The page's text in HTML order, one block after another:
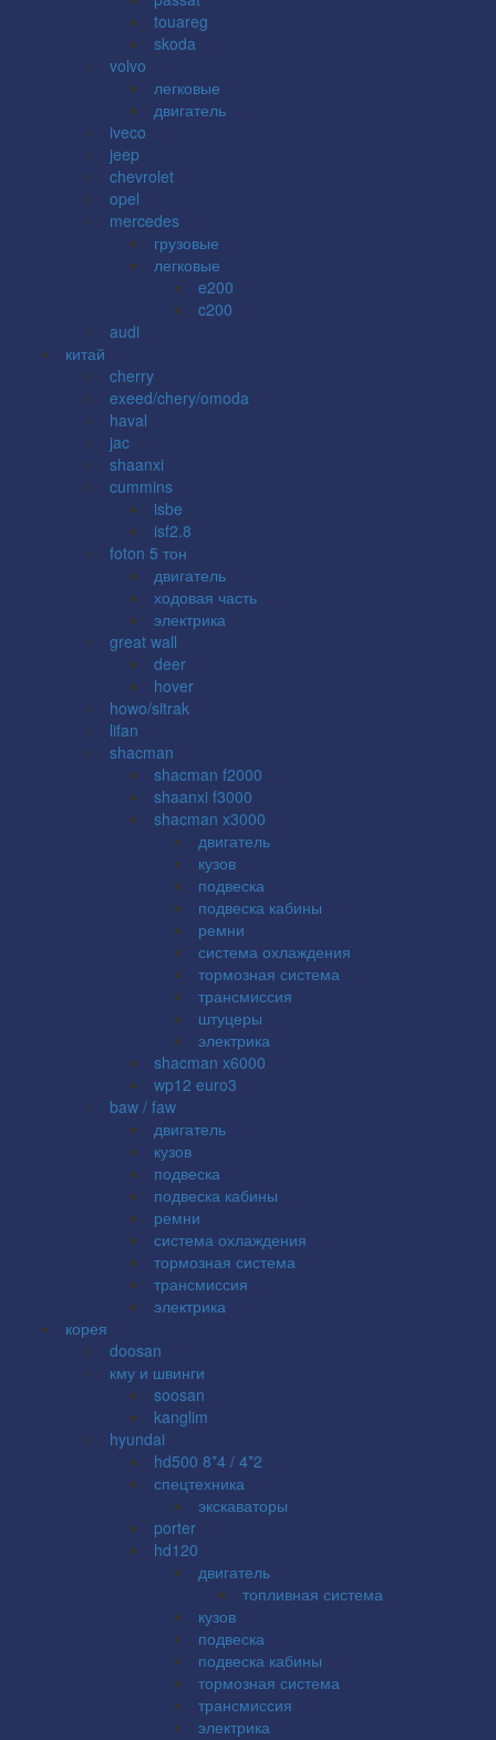
touareg
skoda
volvo
легковые
двигатель
iveco
jeep
chevrolet
opel
mercedes
грузовые
легковые
e200
c200
audi
китай
cherry
exeed/chery/omoda
haval
jac
shaanxi
cummins
isbe
isf2.8
foton 5 тон
двигатель
ходовая часть
электрика
great wall
deer
hover
howo/sitrak
lifan
shacman
shacman f2000
shaanxi f3000
shacman x3000
двигатель
кузов
подвеска
подвеска кабины
ремни
система охлаждения
тормозная система
трансмиссия
штуцеры
электрика
shacman x6000
wp12 euro3
baw / faw
двигатель
кузов
подвеска
подвеска кабины
ремни
система охлаждения
тормозная система
трансмиссия
электрика
корея
doosan
кму и швинги
soosan
kanglim
hyundai
hd500 8*4 / 4*2
спецтехника
экскаваторы
porter
hd120
двигатель
топливная система
кузов
подвеска
подвеска кабины
тормозная система
трансмиссия
электрика